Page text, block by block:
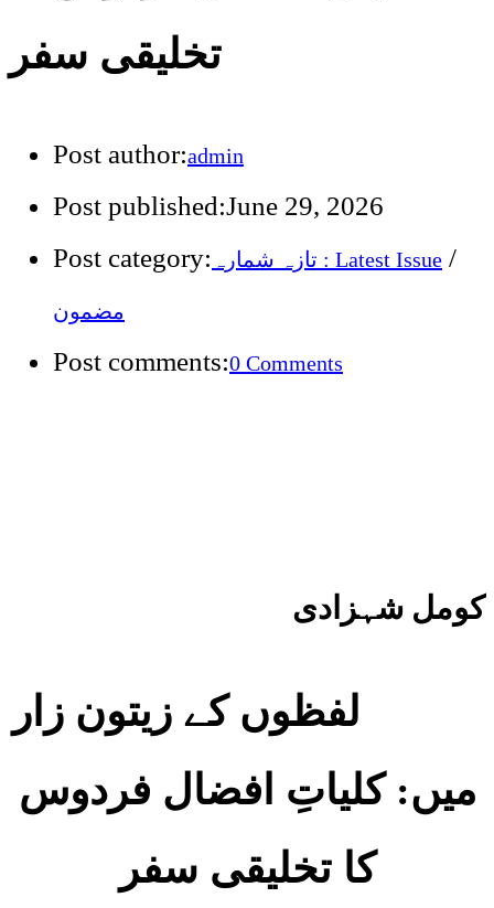
تخلیقی سفر
Post author:admin
Post published:June 29, 2026
Post category:
تازہ شمارہ : Latest Issue /
مضمون
Post comments:0 Comments
کومل شہزادی
لفظوں کے زیتون زار
میں: کلیاتِ افضال فردوس
کا تخلیقی سفر